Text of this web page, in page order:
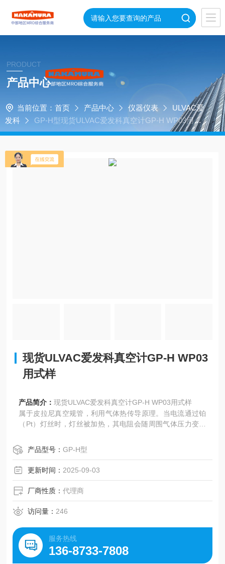
PRODUCT
产品中心
当前位置： 首页 产品中心 仪器仪表
ULVAC爱
发科
GP-H型现货ULVAC爱发科真空计GP-H WP03用式
样
现货ULVAC爱发科真空计GP-H WP03
用式样
产品简介：现货ULVAC爱发科真空计GP-H WP03用式样
属于皮拉尼真空规管，利用气体热传导原理。当电流通过铂
（Pt）灯丝时，灯丝被加热，其电阻会随周围气体压力变化
产品型号：GP-H型
更新时间： 2025-09-03
厂商性质：代理商
访问量： 246
服务热线
136-8733-7808